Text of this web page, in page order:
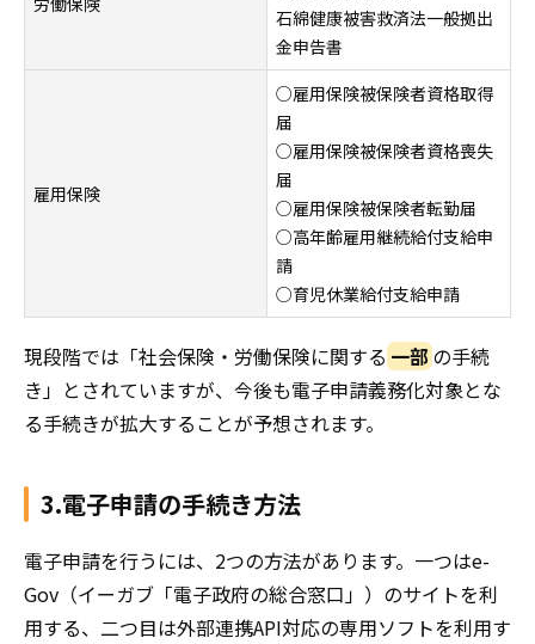
石綿健康被害救済法一般拠出
金申告書
雇用保険
○雇用保険被保険者資格取得
届
○雇用保険被保険者資格喪失
届
○雇用保険被保険者転勤届
○高年齢雇用継続給付支給申
請
○育児休業給付支給申請
現段階では「社会保険・労働保険に関する 一部 の手続
き」とされていますが、今後も電子申請義務化対象とな
る手続きが拡大することが予想されます。
3.電子申請の手続き方法
電子申請を行うには、2つの方法があります。一つはe-
Gov（イーガブ「電子政府の総合窓口」）のサイトを利
用する、二つ目は外部連携API対応の専用ソフトを利用す